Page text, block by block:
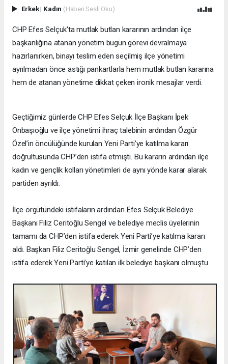
Erkek| Kadın (Haberi Sesli Oku)
CHP Efes Selçuk'ta mutlak butlan kararının ardından ilçe
başkanlığına atanan yönetim bugün görevi devralmaya
hazırlanırken, binayı teslim eden seçilmiş ilçe yönetimi
ayrılmadan önce astığı pankartlarla hem mutlak butlan kararına
hem de atanan yönetime dikkat çeken ironik mesajlar verdi.
Geçtiğimiz günlerde CHP Efes Selçuk İlçe Başkanı İpek
Onbaşıoğlu ve ilçe yönetimi ihraç talebinin ardından Özgür
Özel’in öncülüğünde kurulan Yeni Parti’ye katılma kararı
doğrultusunda CHP’den istifa etmişti. Bu kararın ardından ilçe
kadın ve gençlik kolları yönetimleri de aynı yönde karar alarak
partiden ayrıldı.
İlçe örgütündeki istifaların ardından Efes Selçuk Belediye
Başkanı Filiz Ceritoğlu Sengel ve belediye meclis üyelerinin
tamamı da CHP’den istifa ederek Yeni Parti’ye katılma kararı
aldı. Başkan Filiz Ceritoğlu Sengel, İzmir genelinde CHP’den
istifa ederek Yeni Parti’ye katılan ilk belediye başkanı olmuştu.